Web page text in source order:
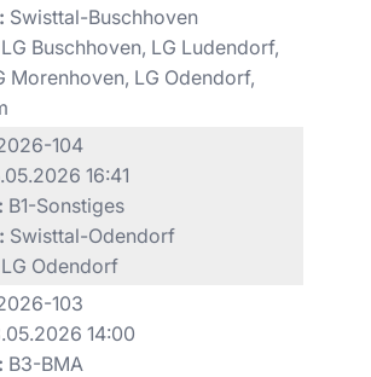
Swisttal-Buschhoven
LG Buschhoven, LG Ludendorf,
Morenhoven, LG Odendorf,
104
16:41
B1-Sonstiges
Swisttal-Odendorf
LG Odendorf
103
14:00
B3-BMA